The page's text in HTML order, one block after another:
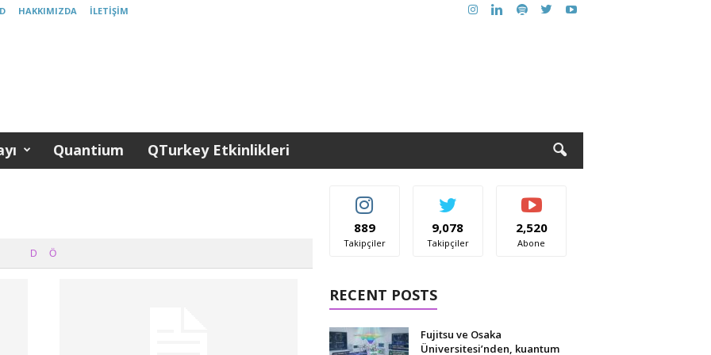
HAKKIMIZDA İLETIŞIM
Quantium QTurkey Etkinlikleri
D Ö
889
Takipçiler
9,078
Takipçiler
2,520
Abone
RECENT POSTS
Fujitsu ve Osaka
Üniversitesi’nden, kuantum